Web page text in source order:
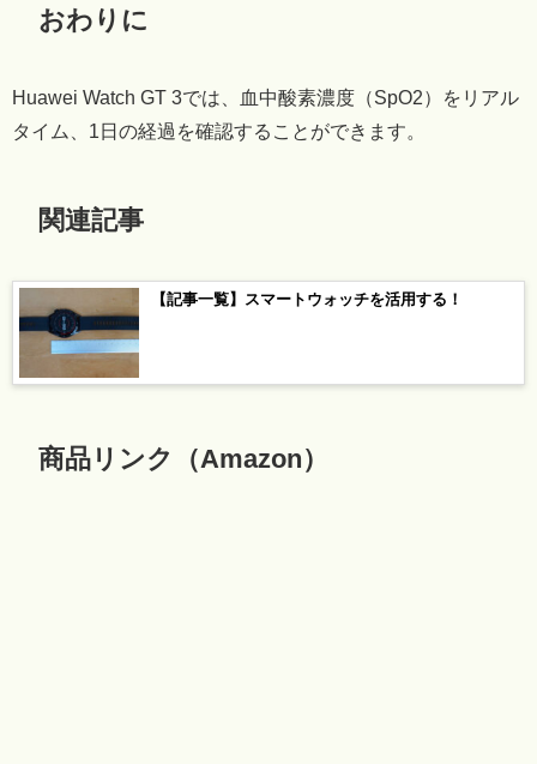
おわりに
Huawei Watch GT 3では、血中酸素濃度（SpO2）をリアル
タイム、1日の経過を確認することができます。
関連記事
【記事一覧】スマートウォッチを活用する！
商品リンク（Amazon）